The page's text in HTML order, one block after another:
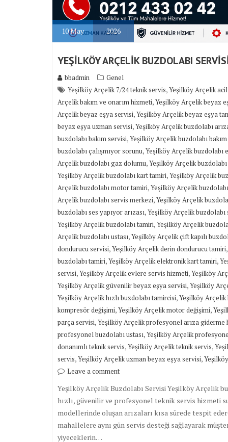
10May 2026
YEŞİLKÖY ARÇELİK BUZDOLABI
bbadmin
Genel
Yeşilköy Arçelik 7/24 teknik servis,Yeşilköy Arçelik
Arçelik bakım ve onarım hizmeti,Yeşilköy Arçelik beyaz
Arçelik beyaz eşya servisi,Yeşilköy Arçelik beyaz eşya
beyaz eşya uzman servisi,Yeşilköy Arçelik buzdolabı
buzdolabı bakım servisi,Yeşilköy Arçelik buzdolabı
buzdolabı çalışmıyor sorunu,Yeşilköy Arçelik buzdolabı
Arçelik buzdolabı gaz dolumu,Yeşilköy Arçelik
Yeşilköy Arçelik buzdolabı kart tamiri,Yeşilköy Arçelik
Arçelik buzdolabı motor tamiri,Yeşilköy Arçelik
Arçelik buzdolabı servis merkezi,Yeşilköy Arçelik
buzdolabı ses yapıyor arızası,Yeşilköy Arçelik buzdolabı
Yeşilköy Arçelik buzdolabı tamiri,Yeşilköy Arçelik
Arçelik buzdolabı ustası,Yeşilköy Arçelik çift kapılı
dondurucu servisi,Yeşilköy Arçelik derin dondurucu tamiri,
buzdolabı tamiri,Yeşilköy Arçelik elektronik kart tamiri,
servisi,Yeşilköy Arçelik evlere servis hizmeti,Yeşilköy
Yeşilköy Arçelik güvenilir beyaz eşya servisi,Yeşilköy
Yeşilköy Arçelik hızlı buzdolabı tamircisi,Yeşilköy Arçelik
kompresör değişimi,Yeşilköy Arçelik motor değişimi,
parça servisi,Yeşilköy Arçelik profesyonel arıza giderme
profesyonel buzdolabı ustası,Yeşilköy Arçelik
donanımlı teknik servis,Yeşilköy Arçelik teknik servis,
servis,Yeşilköy Arçelik uzman beyaz eşya servisi,
Leave a comment
Yeşilköy Arçelik Buzdolabı Servisi Yeşilköy Arçelik
hızlı, güvenilir ve profesyonel teknik servis hizmeti
modellerinde oluşan arızaları kısa sürede tespit
mahallelere aynı gün servis desteği sağlayarak
yiyeceklerin…